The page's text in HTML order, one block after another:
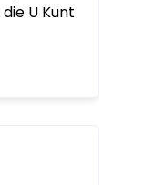
U Kunt